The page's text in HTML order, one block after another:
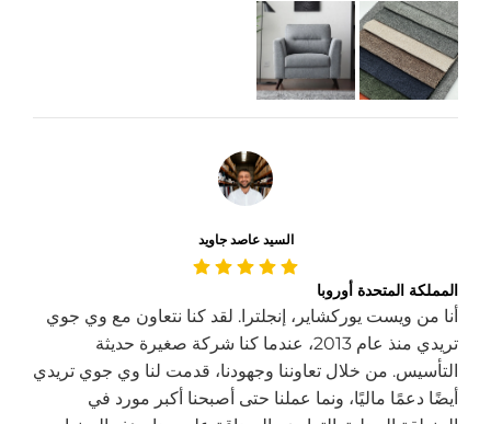
السيد عاصد جاويد
المملكة المتحدة أوروبا
أنا من ويست يوركشاير، إنجلترا. لقد كنا نتعاون مع وي جوي
تريدي منذ عام 2013، عندما كنا شركة صغيرة حديثة
التأسيس. من خلال تعاوننا وجهودنا، قدمت لنا وي جوي تريدي
أيضًا دعمًا ماليًا، ونما عملنا حتى أصبحنا أكبر مورد في